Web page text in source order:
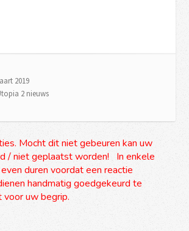
2019
2 nieuws
Mocht dit niet gebeuren kan uw
/ niet geplaatst worden! In enkele
duren voordat een reactie
handmatig goedgekeurd te
voor uw begrip.